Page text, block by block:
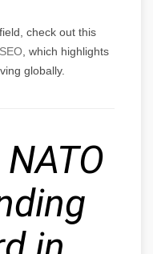
check out this
, which highlights
globally.